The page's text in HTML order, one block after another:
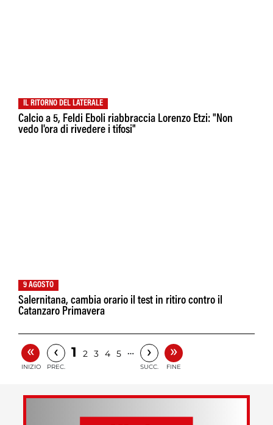
IL RITORNO DEL LATERALE
Calcio a 5, Feldi Eboli riabbraccia Lorenzo Etzi: "Non
vedo l'ora di rivedere i tifosi"
9 AGOSTO
Salernitana, cambia orario il test in ritiro contro il
Catanzaro Primavera
«
INIZIO
‹
PREC.
1 2 3 4 5 … ›
SUCC.
»
FINE